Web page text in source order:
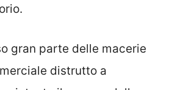
gran parte delle macerie
distrutto a